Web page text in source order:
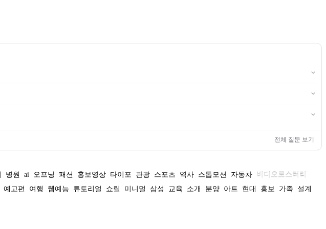
전체 질문 보기
병원 ai 오프닝 패션 홍보영상 타이포 관광 스포츠 역사 스톱모션 자동차 비디오로스터리
예고편 여행 웹예능 튜토리얼 쇼릴 미니멀 삼성 교육 소개 분양 아트 현대 홍보 가족 설계